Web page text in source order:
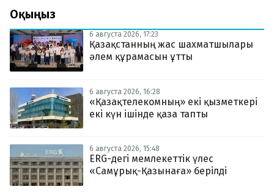
Оқыңыз
6 августа 2026, 17:23
Қазақстанның жас шахматшылары
әлем құрамасын ұтты
6 августа 2026, 16:28
«Қазақтелекомның» екі қызметкері
екі күн ішінде қаза тапты
6 августа 2026, 15:48
ERG-дегі мемлекеттік үлес
«Самұрық-Қазынаға» берілді